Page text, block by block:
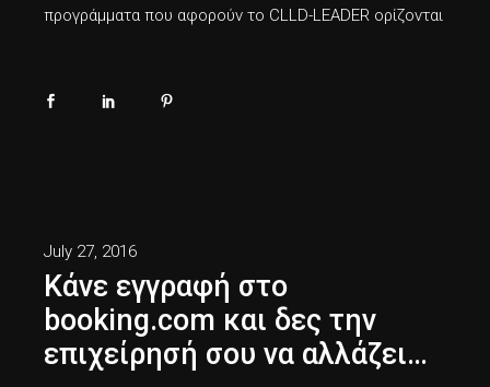
προγράμματα που αφορούν το CLLD-LEADER ορίζονται
July 27, 2016
Κάνε εγγραφή στο
booking.com και δες την
επιχείρησή σου να αλλάζει…